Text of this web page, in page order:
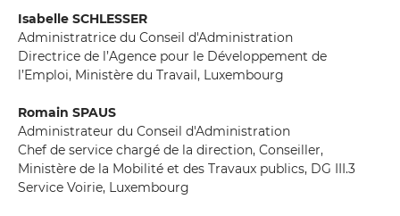
Isabelle SCHLESSER
Administratrice du Conseil d'Administration
Directrice de l’Agence pour le Développement de
l’Emploi, Ministère du Travail, Luxembourg
Romain SPAUS
Administrateur du Conseil d'Administration
Chef de service chargé de la direction, Conseiller,
Ministère de la Mobilité et des Travaux publics, DG III.3
Service Voirie, Luxembourg